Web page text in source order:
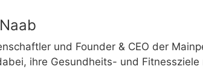
und Founder & CEO der
ihre Gesundheits- und Fitnessziele